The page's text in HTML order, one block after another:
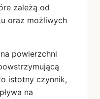
zależą od
oraz możliwych
powierzchni
istotny czynnik,
na